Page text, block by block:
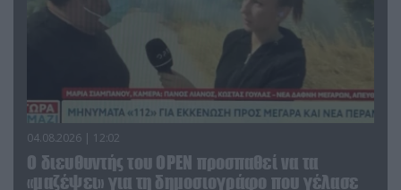
04.08.2026 | 12:02
O διευθυντής του OPEN προσπαθεί να τα
«μαζέψει» για τη δημοσιογράφο που γέλασε